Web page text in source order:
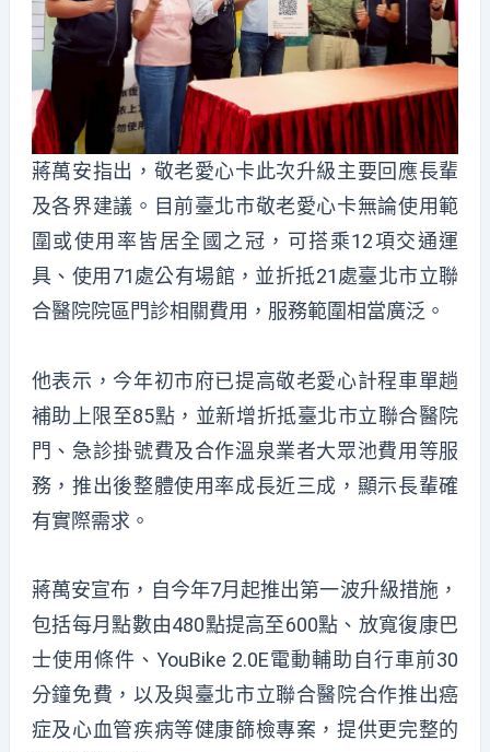
蔣萬安指出，敬老愛心卡此次升級主要回應長輩
及各界建議。目前臺北市敬老愛心卡無論使用範
圍或使用率皆居全國之冠，可搭乘12項交通運
具、使用71處公有場館，並折抵21處臺北市立聯
合醫院院區門診相關費用，服務範圍相當廣泛。
他表示，今年初市府已提高敬老愛心計程車單趟
補助上限至85點，並新增折抵臺北市立聯合醫院
門、急診掛號費及合作溫泉業者大眾池費用等服
務，推出後整體使用率成長近三成，顯示長輩確
有實際需求。
蔣萬安宣布，自今年7月起推出第一波升級措施，
包括每月點數由480點提高至600點、放寬復康巴
士使用條件、YouBike 2.0E電動輔助自行車前30
分鐘免費，以及與臺北市立聯合醫院合作推出癌
症及心血管疾病等健康篩檢專案，提供更完整的